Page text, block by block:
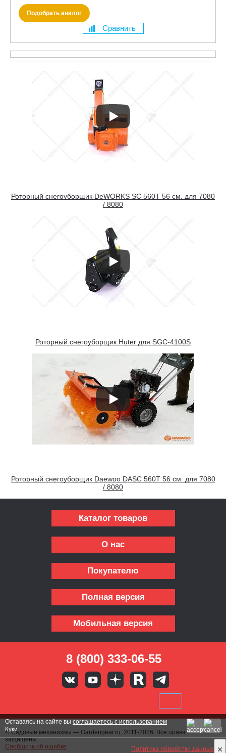
Подобрать аналог
Сравнить
Роторный снегоуборщик DeWORKS SC 560T 56 см. для 7080
/ 8080
Роторный снегоуборщик Huter для SGC-4100S
Роторный снегоуборщик Daewoo DASC 560T 56 см. для 7080
/ 8080
Каталог товаров
О нас
Покупателю
Полная версия
Мобильная версия
8 (800) 333-06-55
© Садовые механизмы — Gardengear.ru, 2011-2026. Все права
защищены.
Сообщить об ошибке
Политика обработки данных
Оставаясь на сайте вы соглашаетесь с использованием
Куки.